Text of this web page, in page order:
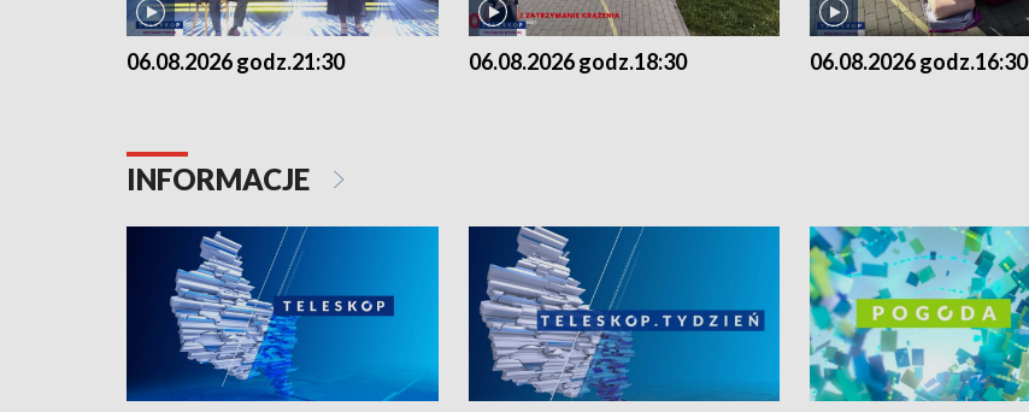
06.08.2026 godz.21:30 06.08.2026 godz.18:30 06.08.2026 godz.16:30
INFORMACJE